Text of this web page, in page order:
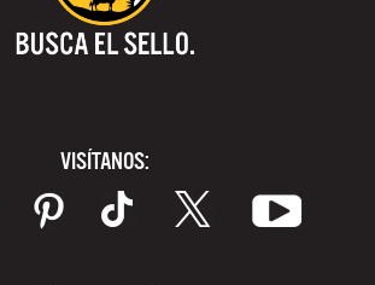
VISÍTANOS: